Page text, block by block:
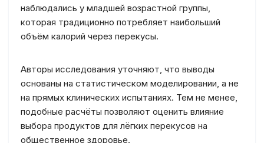
наблюдались у младшей возрастной группы,
которая традиционно потребляет наибольший
объём калорий через перекусы.
Авторы исследования уточняют, что выводы
основаны на статистическом моделировании, а не
на прямых клинических испытаниях. Тем не менее,
подобные расчёты позволяют оценить влияние
выбора продуктов для лёгких перекусов на
общественное здоровье.